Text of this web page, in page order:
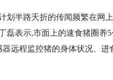
划半路夭折的传闻频繁在网
磊表示,市面上的速食猪圈养
远程监控猪的身体状况、进